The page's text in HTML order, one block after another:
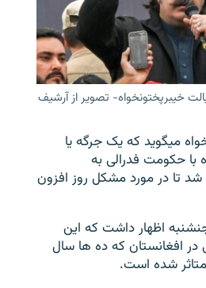
اروپای آزاد
میگوید که یک جرگه یا
با حکومت فدرالی به
تا در مورد مشکل روز افزون
اظهار داشت که این
در افغانستان که ده ها سال
شده است.